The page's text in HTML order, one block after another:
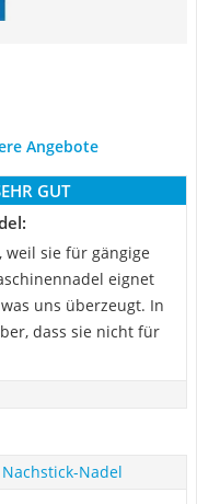
Angebote
GUT
weil sie für gängige
eignet
uns überzeugt. In
dass sie nicht für
Nadel